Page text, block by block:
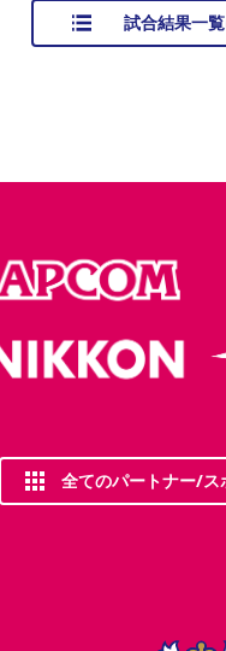
試合結果一
全てのパートナー/ス